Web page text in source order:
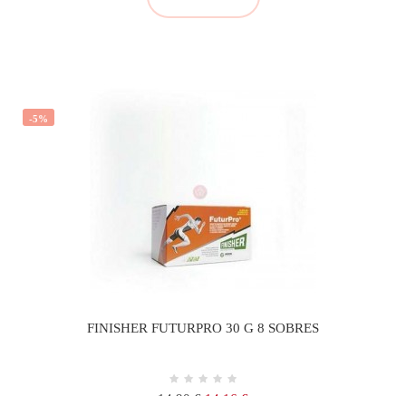
-5%
FINISHER FUTURPRO 30 G 8 SOBRES